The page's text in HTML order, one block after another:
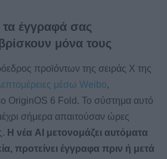
έγγραφά σας
μόνα τους
προϊόντων της σειράς X της
μέσω Weibo,
OriginOS 6 Fold. Το σύστημα αυτό
σήμερα απαιτούσαν ώρες
Η νέα AI μετονομάζει αυτόματα
προτείνει έγγραφα πριν ή μετά